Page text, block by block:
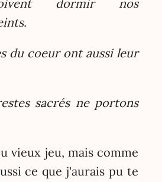
dormir nos
du coeur ont aussi leur
sacrés ne portons
vieux jeu, mais comme
ce que j'aurais pu te